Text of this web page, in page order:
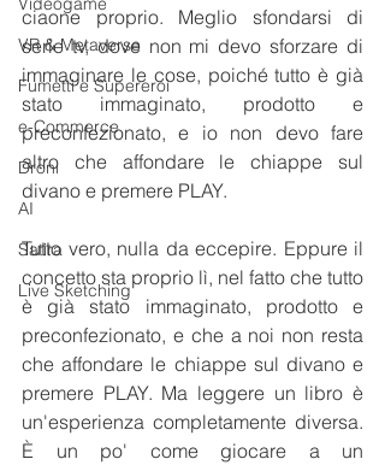
VR & Metaverse
Fumetti e Supereroi
e-Commerce
Droni
AI
Satira
Live Sketching
ciaone proprio. Meglio sfondarsi di
serie tv, dove non mi devo sforzare di
immaginare le cose, poiché tutto è già
stato immaginato, prodotto e
preconfezionato, e io non devo fare
altro che affondare le chiappe sul
divano e premere PLAY.
Tutto vero, nulla da eccepire. Eppure il
concetto sta proprio lì, nel fatto che tutto
è già stato immaginato, prodotto e
preconfezionato, e che a noi non resta
che affondare le chiappe sul divano e
premere PLAY. Ma leggere un libro è
un'esperienza completamente diversa.
È un po' come giocare a un